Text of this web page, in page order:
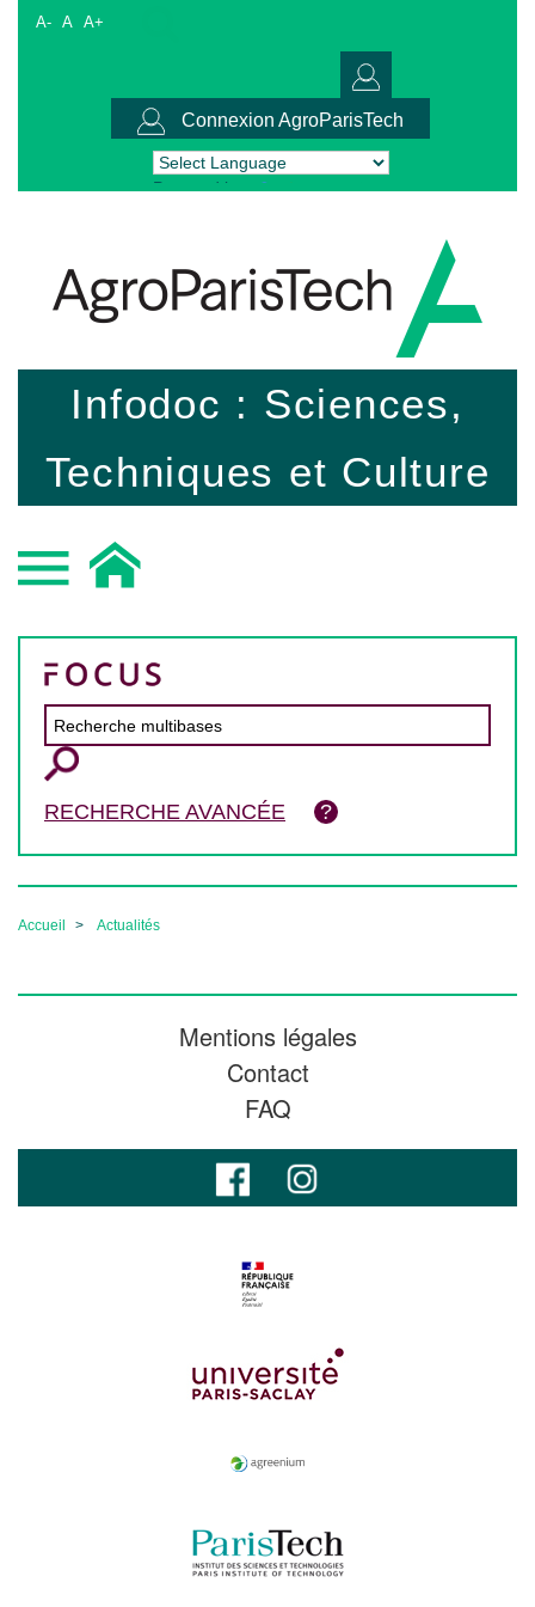
A- A A+
Connexion AgroParisTech
Powered by Translate
Infodoc : Sciences,
Techniques et Culture
RECHERCHE AVANCÉE
Accueil Actualités
Mentions légales
Contact
FAQ